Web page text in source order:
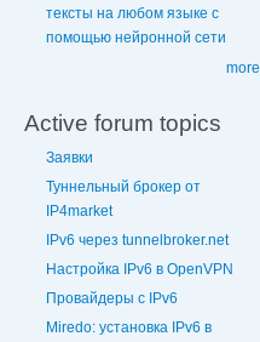
тексты на любом языке с
помощью нейронной сети
more
Active forum topics
Заявки
Туннельный брокер от
IP4market
IPv6 через tunnelbroker.net
Настройка IPv6 в OpenVPN
Провайдеры с IPv6
Miredo: установка IPv6 в